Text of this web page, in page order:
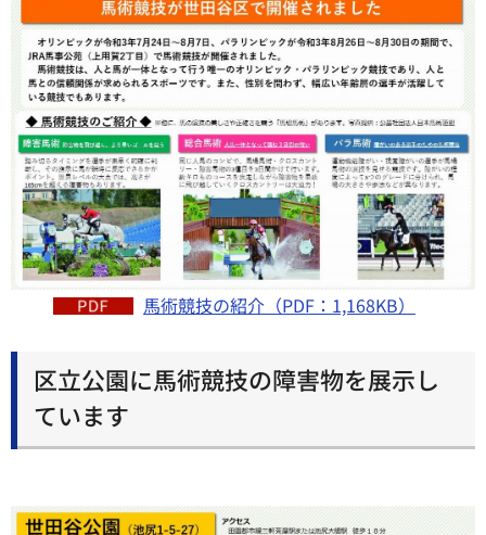
馬術競技の紹介（PDF：1,168KB）
区立公園に馬術競技の障害物を展示し
ています